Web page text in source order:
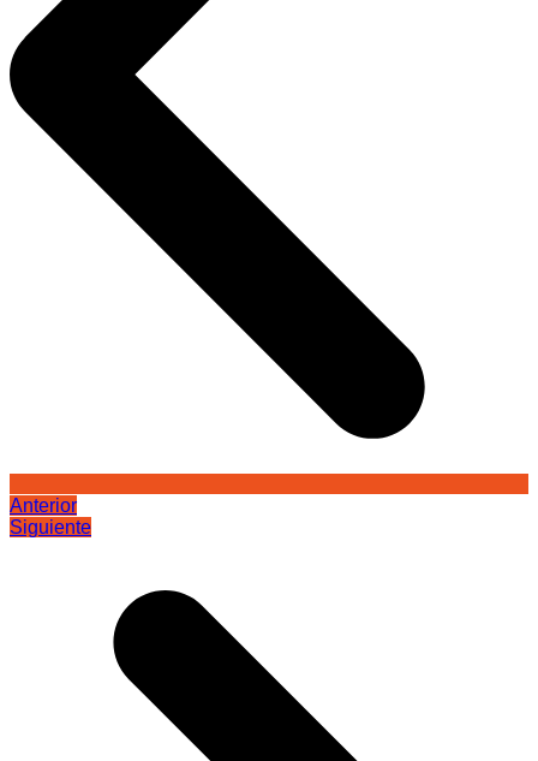
Anterior
Siguiente